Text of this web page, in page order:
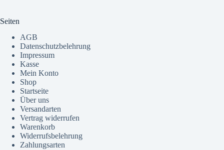
Seiten
AGB
Datenschutzbelehrung
Impressum
Kasse
Mein Konto
Shop
Startseite
Über uns
Versandarten
Vertrag widerrufen
Warenkorb
Widerrufsbelehrung
Zahlungsarten